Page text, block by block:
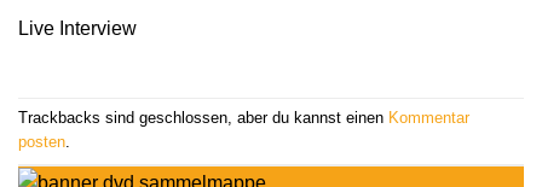
Live Interview
Trackbacks sind geschlossen, aber du kannst einen Kommentar
posten.